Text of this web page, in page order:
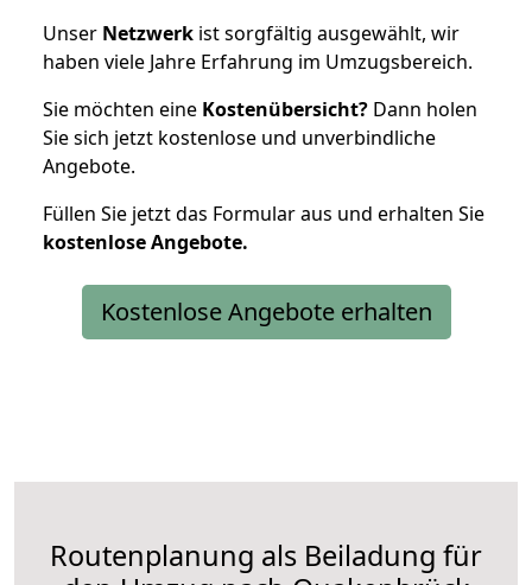
Unser Netzwerk ist sorgfältig ausgewählt, wir
haben viele Jahre Erfahrung im Umzugsbereich.
Sie möchten eine Kostenübersicht? Dann holen
Sie sich jetzt kostenlose und unverbindliche
Angebote.
Füllen Sie jetzt das Formular aus und erhalten Sie
kostenloseAngebote.
Kostenlose Angebote erhalten
Routenplanung als Beiladung für